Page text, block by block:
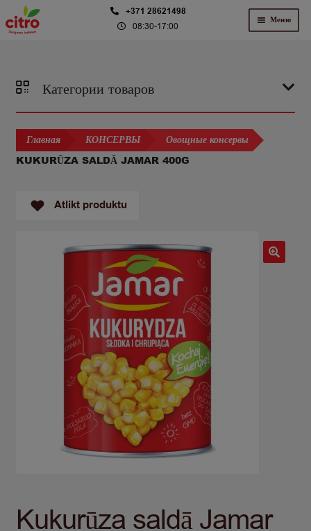
Перейти
Перейти
+371 28621498
08:30-17:00
Меню
Категории товаров
Главная КОНСЕРВЫ
Овощные консервы
KUKURŪZA SALDĀ JAMAR 400G
Atlikt produktu
Kukurūza saldā Jamar